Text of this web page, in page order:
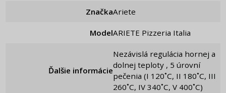
Značka Ariete
Model ARIETE Pizzeria Italia
Ďalšie informácie
Nezávislá regulácia hornej a
dolnej teploty , 5 úrovní
pečenia (I 120˚C, II 180˚C, III
260˚C, IV 340˚C, V 400˚C)